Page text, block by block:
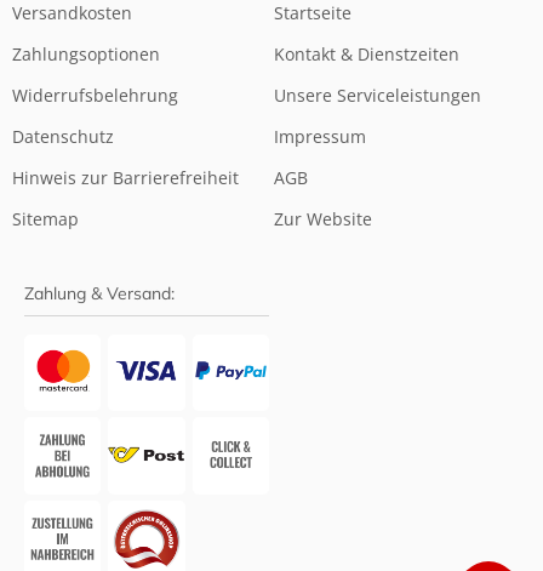
Versandkosten
Zahlungsoptionen
Widerrufsbelehrung
Datenschutz
Hinweis zur Barrierefreiheit
Sitemap
Startseite
Kontakt & Dienstzeiten
Unsere Serviceleistungen
Impressum
AGB
Zur Website
Zahlung & Versand: